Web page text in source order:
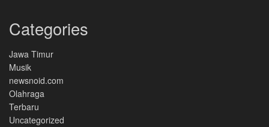
Categories
Jawa Timur
Musik
newsnoid.com
Olahraga
Terbaru
Uncategorized